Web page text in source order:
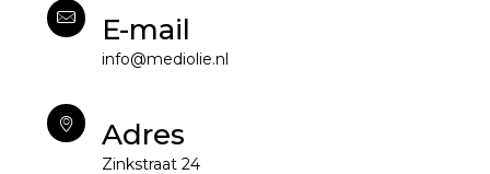
E-mail
info@mediolie.nl
Adres
Zinkstraat 24